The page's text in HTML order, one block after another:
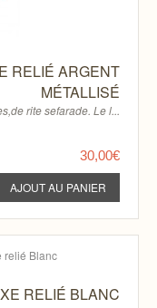
RELIÉ ARGENT
MÉTALLISÉ
rite sefarade. Le l...
30,00€
RELIÉ BLANC